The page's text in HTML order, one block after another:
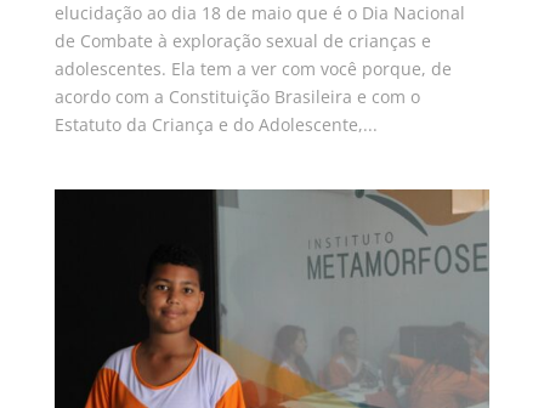
elucidação ao dia 18 de maio que é o Dia Nacional
de Combate à exploração sexual de crianças e
adolescentes. Ela tem a ver com você porque, de
acordo com a Constituição Brasileira e com o
Estatuto da Criança e do Adolescente,...